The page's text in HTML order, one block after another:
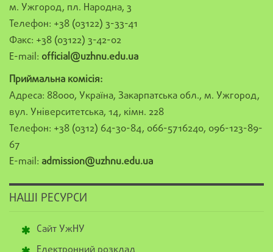
м. Ужгород, пл. Народна, 3
Телефон: +38 (03122) 3-33-41
Факс: +38 (03122) 3-42-02
E-mail: official@uzhnu.edu.ua
Приймальна комісія:
Адреса: 88000, Україна, Закарпатська обл., м. Ужгород,
вул. Університетська, 14, кімн. 228
Телефон: +38 (0312) 64-30-84, 066-5716240, 096-123-89-
67
E-mail: admission@uzhnu.edu.ua
НАШІ РЕСУРСИ
Сайт УжНУ